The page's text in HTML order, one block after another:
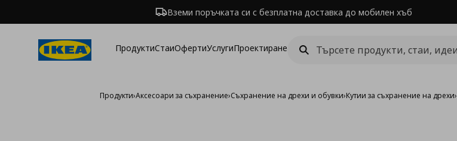
Вземи поръчката си с безплатна доставка до мобилен хъб
ПродуктиСтаиОфертиУслугиПроектиране
Продукти›Аксесоари за съхранение›Съхранение на дрехи и обувки›Кутии за съхранение на дрехи›